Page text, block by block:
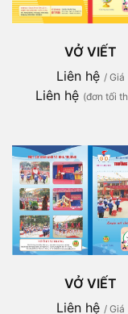
VỞ VIẾT
Liên hệ / Giá
Liên hệ (đơn tối
VỞ VIẾT
Liên hệ / Giá